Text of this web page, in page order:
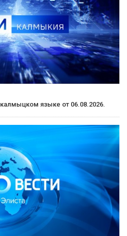
"Россия 24" от 06.08.2026.
от 06.08.2026.